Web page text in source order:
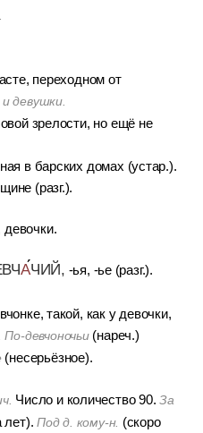
переходном от
девушки.
зрелости, но ещё не
в барских домах (устар.).
(разг.).
девочки.
АЧИЙ, -ья, -ье (разг.).
такой, как у девочки,
По-девчоночьи(нареч.)
(несерьёзное).
Число и количество 90.За
лет).Под д. кому-н. (скоро